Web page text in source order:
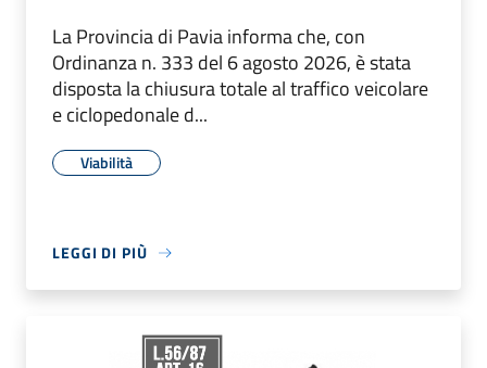
La Provincia di Pavia informa che, con
Ordinanza n. 333 del 6 agosto 2026, è stata
disposta la chiusura totale al traffico veicolare
e ciclopedonale d...
Viabilità
LEGGI DI PIÙ